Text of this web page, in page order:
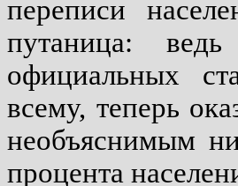
переписи
путаница:
официальных
всему, теперь
необъяснимым
процента